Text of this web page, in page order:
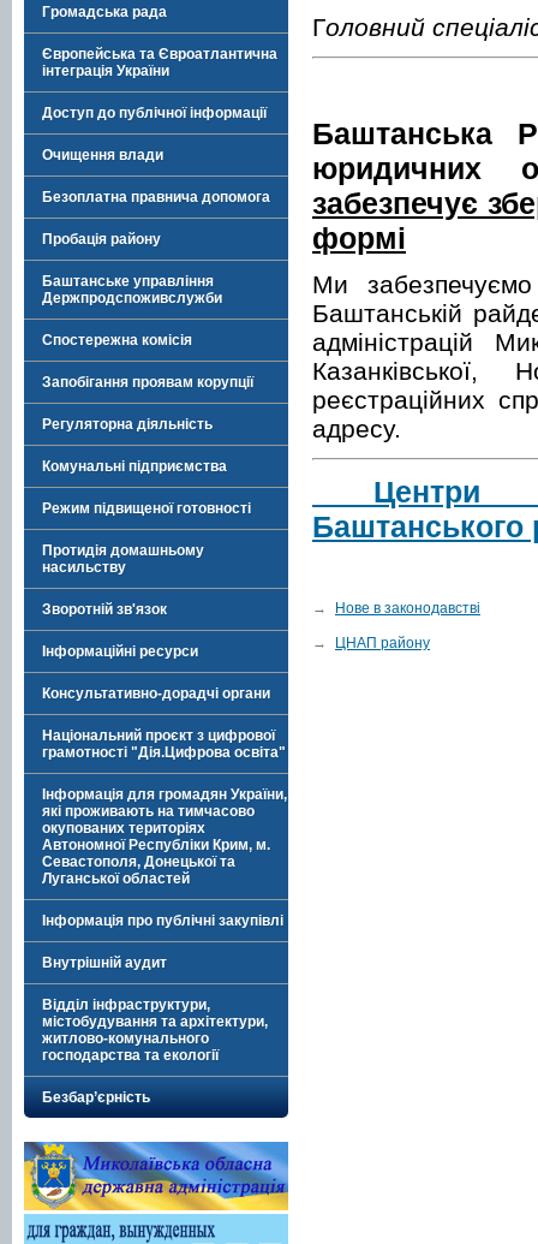
Громадська рада
Європейська та Євроатлантична
інтеграція України
Доступ до публічної інформації
Очищення влади
Безоплатна правнича допомога
Пробація району
Баштанське управління
Держпродспоживслужби
Спостережна комісія
Запобігання проявам корупції
Регуляторна діяльність
Комунальні підприємства
Режим підвищеної готовності
Протидія домашньому
насильству
Зворотній зв'язок
Інформаційні ресурси
Консультативно-дорадчі органи
Національний проєкт з цифрової
грамотності "Дія.Цифрова освіта"
Інформація для громадян України,
які проживають на тимчасово
окупованих територіях
Автономної Республіки Крим, м.
Севастополя, Донецької та
Луганської областей
Інформація про публічні закупівлі
Внутрішній аудит
Відділ інфраструктури,
містобудування та архітектури,
житлово-комунального
господарства та екології
Безбар’єрність
Головний
юридичних
забезпечує
формі
Ми
Баштанській
адміністрацій
Казанківської,
реєстраційних
адресу.
Центри
Баштанського
→ Нове в законодавстві
→ ЦНАП району